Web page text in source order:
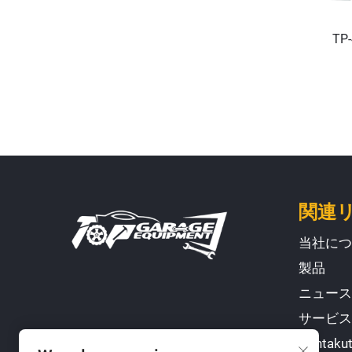
関連
当社に
製品
ニュース
サービス